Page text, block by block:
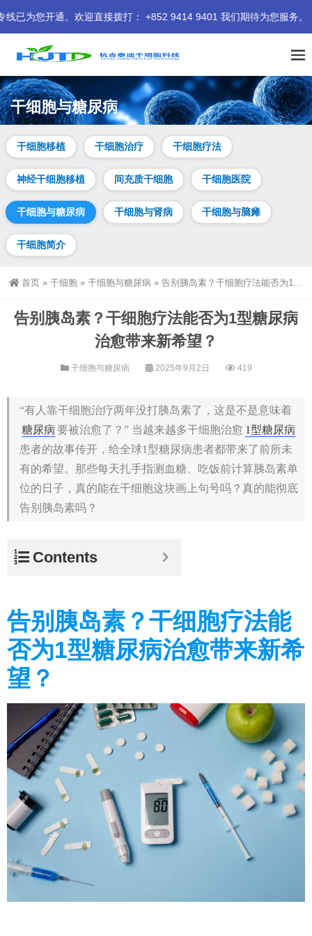
通。欢迎直接拨打： +852 9414 9401 我们期待为您服务。
干细胞与糖尿病
干细胞移植 干细胞治疗 干细胞疗法
神经干细胞移植 间充质干细胞 干细胞医院
干细胞与糖尿病 干细胞与肾病 干细胞与脑瘫
干细胞简介
首页 » 干细胞 » 干细胞与糖尿病 » 告别胰岛素？干细胞疗法能否为1型糖尿病治愈带来新希望？
告别胰岛素？干细胞疗法能否为1型糖尿病
治愈带来新希望？
干细胞与糖尿病 2025年9月2日 419
“有人靠干细胞治疗两年没打胰岛素了，这是不是意味着
糖尿病 要被治愈了？” 当越来越多干细胞治愈 1型糖尿病
患者的故事传开，给全球1型糖尿病患者都带来了前所未
有的希望。那些每天扎手指测血糖、吃饭前计算胰岛素单
位的日子，真的能在干细胞这块画上句号吗？真的能彻底
告别胰岛素吗？
Contents
告别胰岛素？干细胞疗法能
否为1型糖尿病治愈带来新希
望？